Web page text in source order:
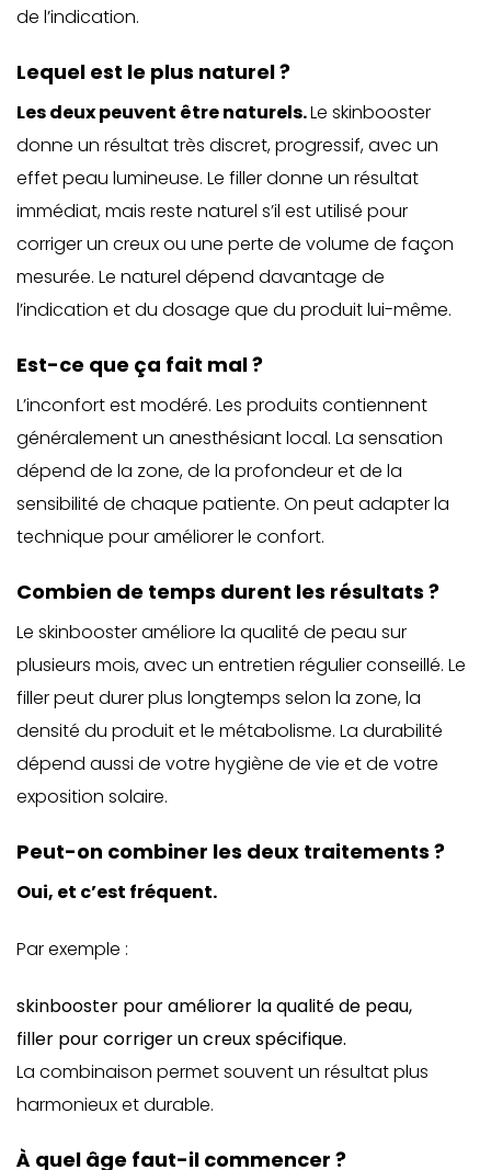
de l’indication.
Lequel est le plus naturel ?
Les deux peuvent être naturels.Le skinbooster
donne un résultat très discret, progressif, avec un
effet peau lumineuse. Le filler donne un résultat
immédiat, mais reste naturel s’il est utilisé pour
corriger un creux ou une perte de volume de façon
mesurée. Le naturel dépend davantage de
l’indication et du dosage que du produit lui-même.
Est-ce que ça fait mal ?
L’inconfort est modéré. Les produits contiennent
généralement un anesthésiant local. La sensation
dépend de la zone, de la profondeur et de la
sensibilité de chaque patiente. On peut adapter la
technique pour améliorer le confort.
Combien de temps durent les résultats ?
Le skinbooster améliore la qualité de peau sur
plusieurs mois, avec un entretien régulier conseillé. Le
filler peut durer plus longtemps selon la zone, la
densité du produit et le métabolisme. La durabilité
dépend aussi de votre hygiène de vie et de votre
exposition solaire.
Peut-on combiner les deux traitements ?
Oui, et c’est fréquent.
Par exemple :
skinbooster pour améliorer la qualité de peau,
filler pour corriger un creux spécifique.
La combinaison permet souvent un résultat plus
harmonieux et durable.
À quel âge faut-il commencer ?